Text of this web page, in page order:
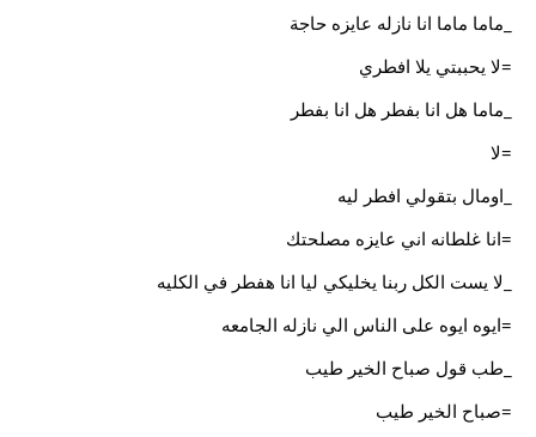
_ماما ماما انا نازله عايزه حاجة
=لا يحببتي يلا افطري
_ماما هل انا بفطر هل انا بفطر
=لا
_اومال بتقولي افطر ليه
=انا غلطانه اني عايزه مصلحتك
_لا يست الكل ربنا يخليكي ليا انا هفطر في الكليه
=ايوه ايوه على الناس الي نازله الجامعه
_طب قول صباح الخير طيب
=صباح الخير طيب